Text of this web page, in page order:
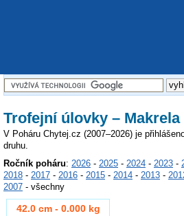
Trofejní úlovky – Makrela
V Poháru Chytej.cz (2007–2026) je
druhu.
Ročník poháru: 2026 - 2025 - 2024 - 2023 -
2018 - 2017 - 2016 - 2015 - 2014 - 2013 -
2007 - všechny
42.0 cm - 0.000 kg